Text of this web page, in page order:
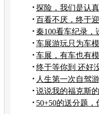
探险，我们是认
险
百看不厌，终于
秦100看车纪录，
车展游玩只为车
车展，有车也有
终于等你到 还好
新悦动
人生第一次自驾
游！求各位前辈
说说我的福克斯
50+50的送分题，